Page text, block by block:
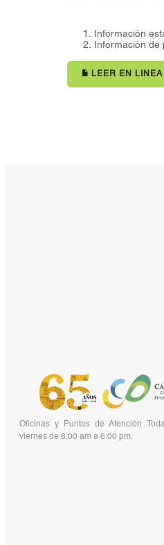
Información
Información
LEER EN LINEA
Oficinas y Puntos de Atención
viernes de 8:00 am a 6:00 pm.